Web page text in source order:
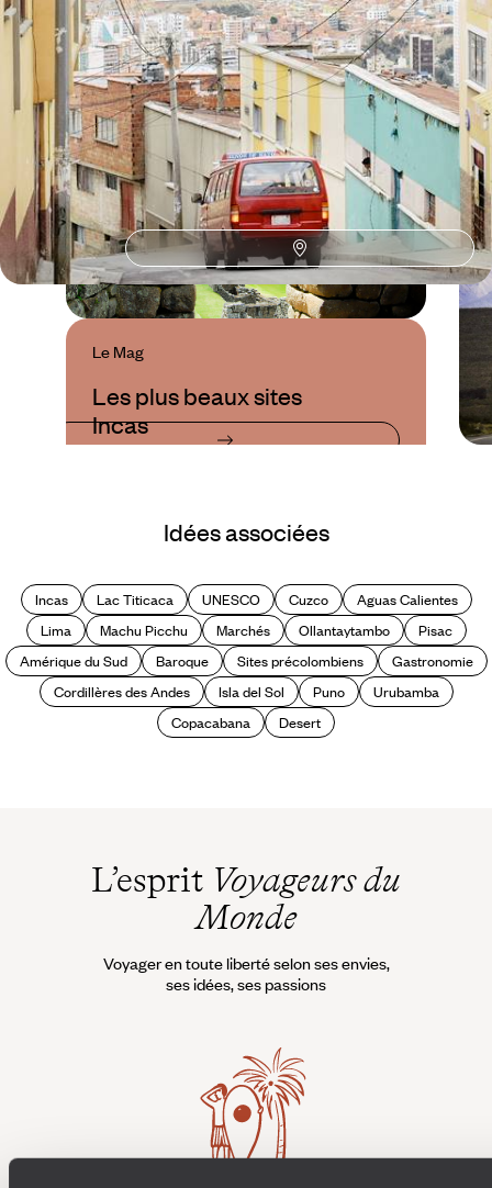
Conseils pratiques, témoignages et inspirations pour bien préparer son
voyage
Le Mag
Les plus beaux sites
Incas
Idées associées
Incas Lac Titicaca UNESCO Cuzco
Aguas Calientes
Lima
Machu Picchu Marchés Ollantaytambo
Pisac
Amérique du Sud
Baroque Sites précolombiens
Gastronomie
Cordillères des Andes
Isla del Sol Puno
Urubamba
Copacabana
Desert
L’esprit Voyageurs du
Monde
Voyager en toute liberté selon ses envies,
ses idées, ses passions